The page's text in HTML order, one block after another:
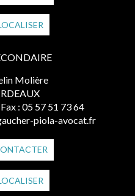
Molière
: 05 57 51 73 64
piola-avocat.fr